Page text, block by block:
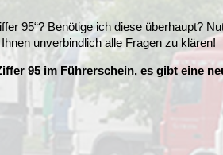
95“? Benötige ich diese überhaupt?
unverbindlich alle Fragen zu klären!
95 im Führerschein, es gibt eine